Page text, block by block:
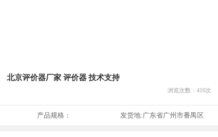
北京评价器厂家 评价器 技术支持
浏览次数： 410次
产品规格： 发货地:广东省广州市番禺区